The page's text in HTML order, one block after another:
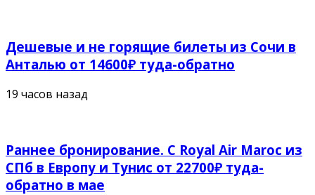
Дешевые и не горящие билеты из Сочи в
Анталью от 14600₽ туда-обратно
19 часов назад
Раннее бронирование. С Royal Air Maroc из
СПб в Европу и Тунис от 22700₽ туда-
обратно в мае